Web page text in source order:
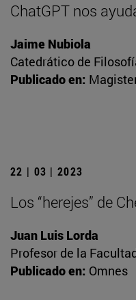
ChatGPT nos
Jaime Nubiola
Catedrático de
Publicado en:
22 | 03 | 2023
Los “herejes” de
Juan Luis Lorda
Profesor de la
Publicado en: Omnes